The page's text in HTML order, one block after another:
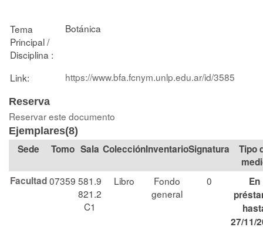
Tema
Principal /
Disciplina :
Botánica
Link: https://www.bfa.fcnym.unlp.edu.ar/id/3585
Reserva
Reservar este documento
Ejemplares(8)
Tomo Sala Colección Signatura
Tipo
Facultad07359 581.9
821.2
C1
Libro
Fondo
general
0
En
27/11/